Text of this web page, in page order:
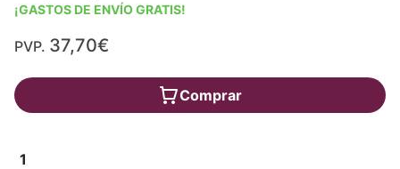
¡GASTOS DE ENVÍO GRATIS!
PVP. 37,70€
Comprar
1